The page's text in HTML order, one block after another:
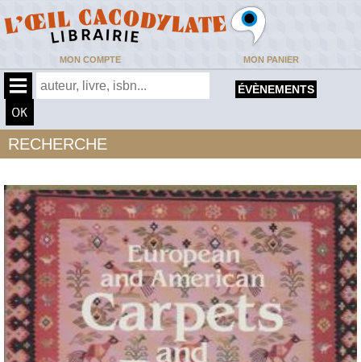
MON COMPTE MON PANIER
ÉVÈNEMENTS
RECHERCHE